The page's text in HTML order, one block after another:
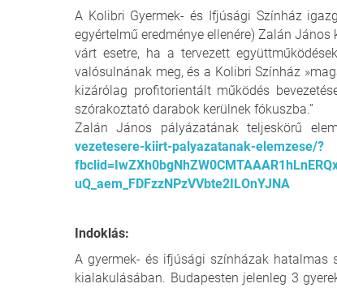
A Kolibri Gyermek- és Ifjúsági Színház
egyértelmű eredménye ellenére) Zalán
várt esetre, ha a tervezett
valósulnának meg, és a Kolibri Színház
kizárólag profitorientált működés
szórakoztató darabok kerülnek fókuszba.”
Zalán János pályázatának teljeskörű
vezetesere-kiirt-palyazatanak-elemzese/?
uQ_aem_FDFzzNPzVVbte2ILOnYJNA
Indoklás:
A gyermek- és ifjúsági színházak hatalmas
kialakulásában. Budapesten jelenleg 3